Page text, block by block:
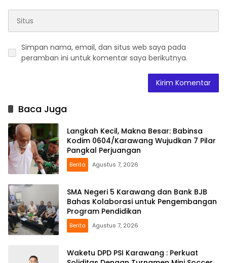
Simpan nama, email, dan situs web saya pada
peramban ini untuk komentar saya berikutnya.
Baca Juga
Langkah Kecil, Makna Besar: Babinsa
Kodim 0604/Karawang Wujudkan 7 Pilar
Pangkal Perjuangan
Berita Agustus 7, 2026
SMA Negeri 5 Karawang dan Bank BJB
Bahas Kolaborasi untuk Pengembangan
Program Pendidikan
Berita Agustus 7, 2026
Waketu DPD PSI Karawang : Perkuat